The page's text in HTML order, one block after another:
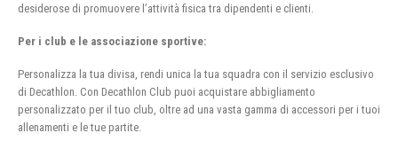
desiderose di promuovere l’attività fisica tra dipendenti e clienti.
Per i club e le associazione sportive:
Personalizza la tua divisa, rendi unica la tua squadra con il servizio esclusivo
di Decathlon. Con Decathlon Club puoi acquistare abbigliamento
personalizzato per il tuo club, oltre ad una vasta gamma di accessori per i tuoi
allenamenti e le tue partite.